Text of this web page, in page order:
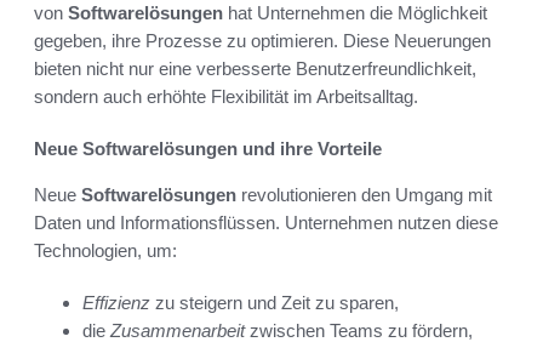
von Softwarelösungen hat Unternehmen die Möglichkeit
gegeben, ihre Prozesse zu optimieren. Diese Neuerungen
bieten nicht nur eine verbesserte Benutzerfreundlichkeit,
sondern auch erhöhte Flexibilität im Arbeitsalltag.
Neue Softwarelösungen und ihre Vorteile
Neue Softwarelösungen revolutionieren den Umgang mit
Daten und Informationsflüssen. Unternehmen nutzen diese
Technologien, um:
Effizienz zu steigern und Zeit zu sparen,
die Zusammenarbeitzwischen Teams zu fördern,